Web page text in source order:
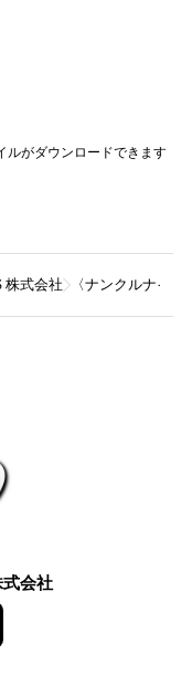
ルがダウンロードできます
株式会社 〈ナンクルナイ
会社